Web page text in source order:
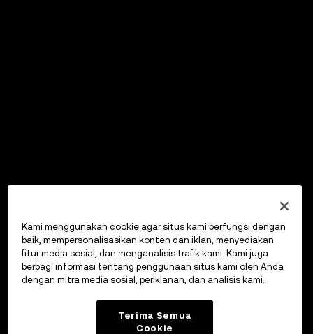
Kami menggunakan cookie agar situs kami berfungsi dengan
baik, mempersonalisasikan konten dan iklan, menyediakan
fitur media sosial, dan menganalisis trafik kami. Kami juga
berbagi informasi tentang penggunaan situs kami oleh Anda
dengan mitra media sosial, periklanan, dan analisis kami.
Terima Semua
Cookie